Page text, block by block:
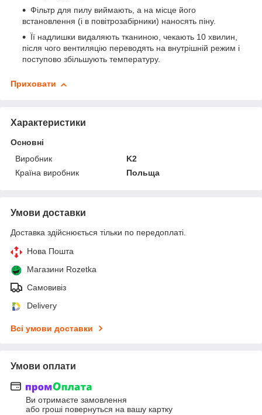
Фільтр для пилу виймають, а на місце його
встановлення (і в повітрозабірники) наносять піну.
Її надлишки видаляють тканиною, чекають 10 хвилин,
після чого вентиляцію переводять на внутрішній режим і
поступово збільшують температуру.
Приховати
Характеристики
Основні
Виробник
K2
Країна виробник
Польща
Умови доставки
Доставка здійснюється тільки по передоплаті.
Нова Пошта
Магазини Rozetka
Самовивіз
Delivery
Всі умови доставки
Умови оплати
Ви отримаєте замовлення
або гроші повернуться на вашу картку